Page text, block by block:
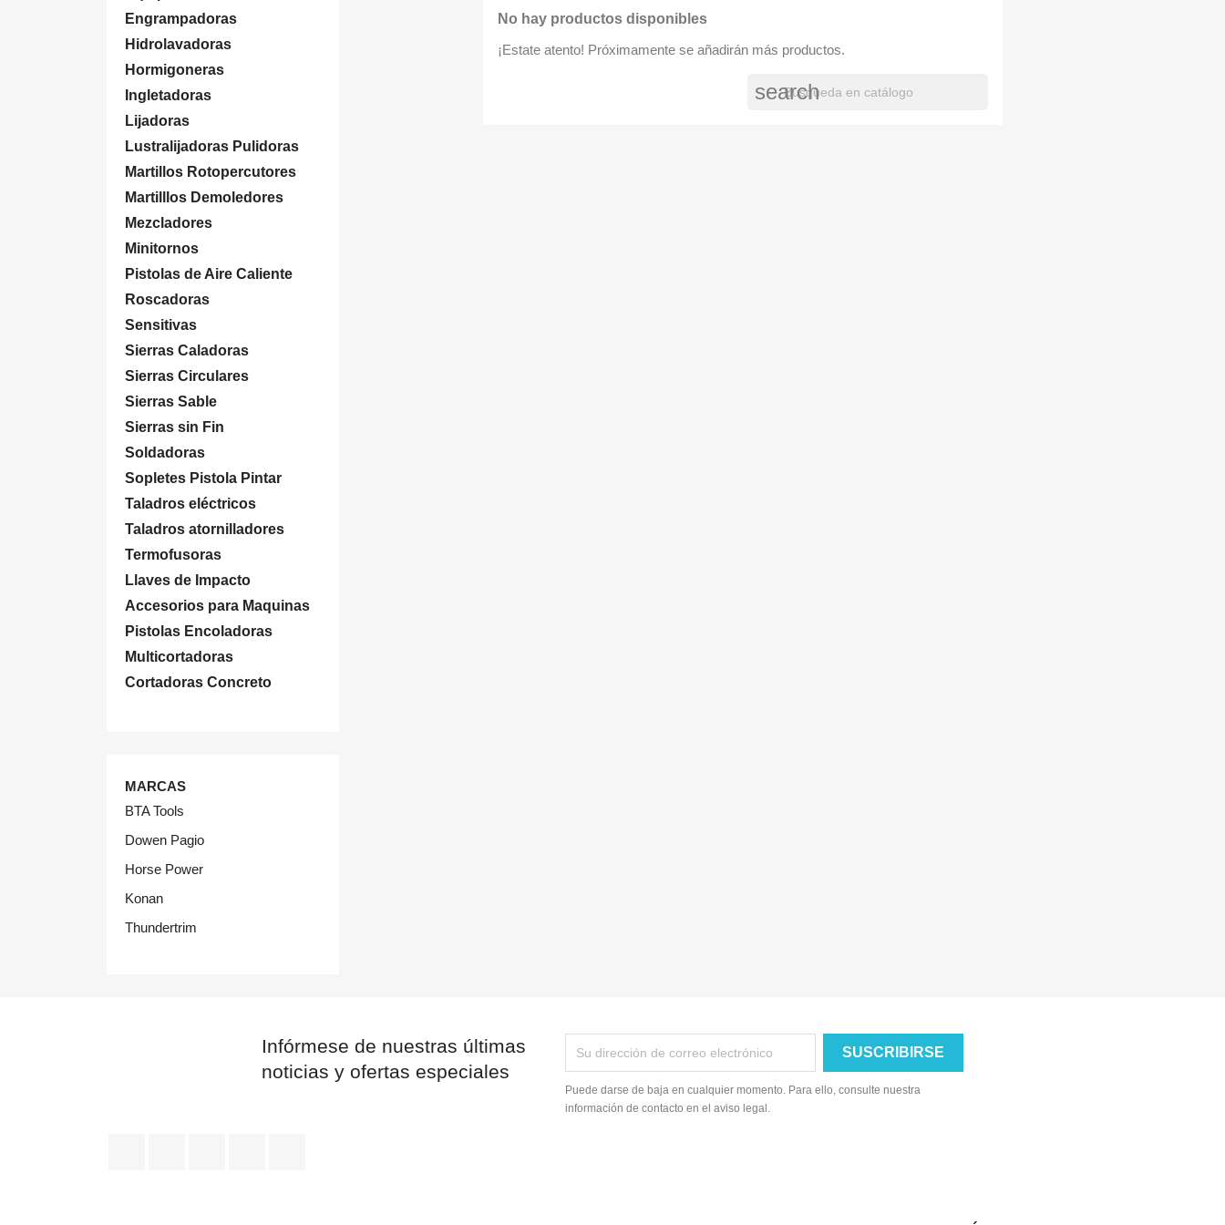
Engrampadoras
Hidrolavadoras
Hormigoneras
Ingletadoras
Lijadoras
Lustralijadoras Pulidoras
Martillos Rotopercutores
Martilllos Demoledores
Mezcladores
Minitornos
Pistolas de Aire Caliente
Roscadoras
Sensitivas
Sierras Caladoras
Sierras Circulares
Sierras Sable
Sierras sin Fin
Soldadoras
Sopletes Pistola Pintar
Taladros eléctricos
Taladros atornilladores
Termofusoras
Llaves de Impacto
Accesorios para Maquinas
Pistolas Encoladoras
Multicortadoras
Cortadoras Concreto
MARCAS
BTA Tools
Dowen Pagio
Horse Power
Konan
Thundertrim
No hay productos disponibles
¡Estate atento! Próximamente se añadirán más productos.
search
Infórmese de nuestras últimas
noticias y ofertas especiales
Puede darse de baja en cualquier momento. Para ello, consulte nuestra
información de contacto en el aviso legal.